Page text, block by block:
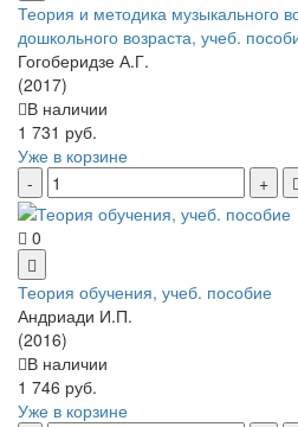
Теория и методика музыкального
дошкольного возраста, учеб.
Гогоберидзе А.Г.
(2017)
В наличии
1 731 руб.
Уже в корзине
0
Теория обучения, учеб. пособие
Андриади И.П.
(2016)
В наличии
1 746 руб.
Уже в корзине